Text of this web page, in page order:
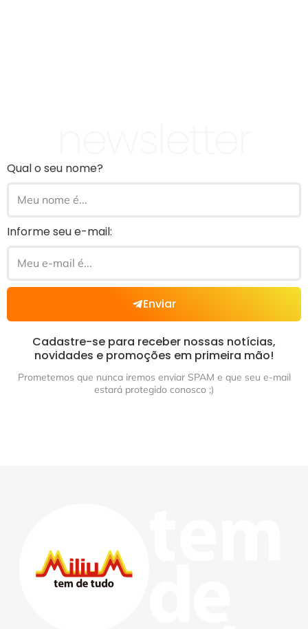
Qual o seu nome?
Informe seu e-mail:
Enviar
Cadastre-se para receber nossas notícias,
novidades e promoções em primeira mão!
Prometemos que nunca iremos enviar SPAM e que seu e-mail
estará protegido conosco ;)